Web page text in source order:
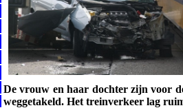
De vrouw en haar dochter zijn voor
weggetakeld. Het treinverkeer lag